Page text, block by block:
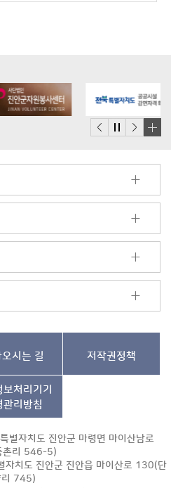
더
기
시는 길 저작권정책
처리기기
관리방침
별자치도 진안군 마령면 마이산남로
촌리 546-5)
치도 진안군 진안읍 마이산로 130(단
리 745)